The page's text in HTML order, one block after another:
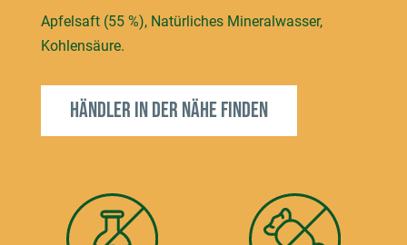
Apfelsaft (55 %), Natürliches Mineralwasser,
Kohlensäure.
Händler in der Nähe finden